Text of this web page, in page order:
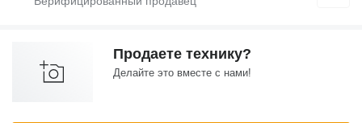
Продаете технику?
Делайте это вместе с нами!